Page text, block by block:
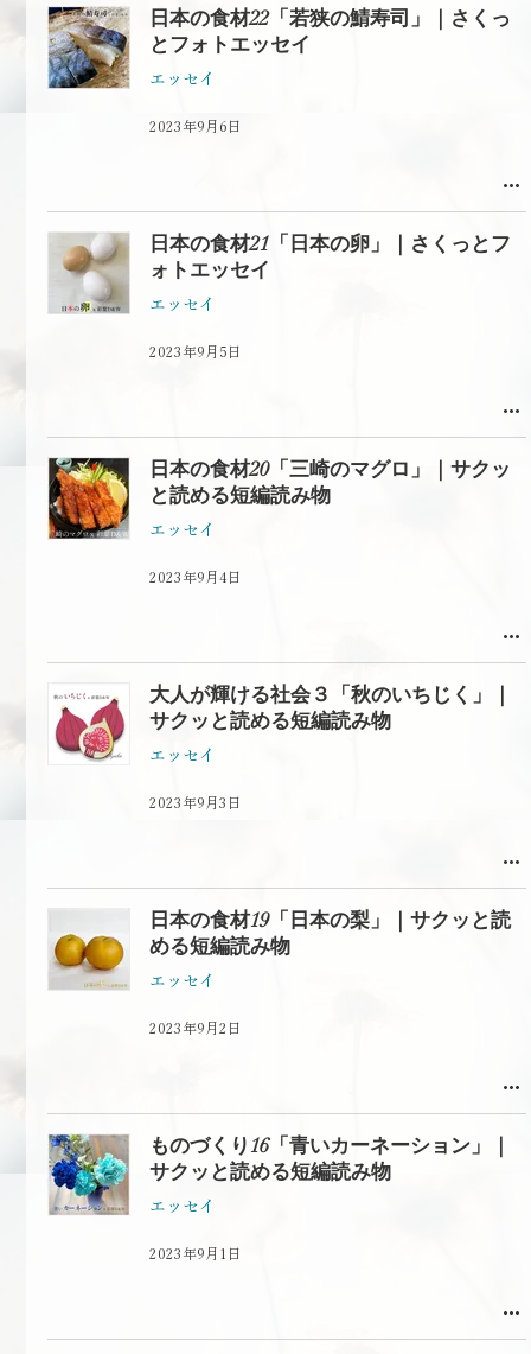
日本の食材22「若狭の鯖寿司」｜さくっ
とフォトエッセイ
エッセイ
2023年9月6日
日本の食材21「日本の卵」｜さくっとフ
ォトエッセイ
エッセイ
2023年9月5日
日本の食材20「三崎のマグロ」｜サクッ
と読める短編読み物
エッセイ
2023年9月4日
大人が輝ける社会３「秋のいちじく」｜
サクッと読める短編読み物
エッセイ
2023年9月3日
日本の食材19「日本の梨」｜サクッと読
める短編読み物
エッセイ
2023年9月2日
ものづくり16「青いカーネーション」｜
サクッと読める短編読み物
エッセイ
2023年9月1日